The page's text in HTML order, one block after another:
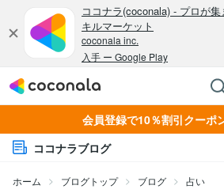
会員登録で10％割引クーポ
ココナラブログ
ホーム ブログトップ ブログ 占い